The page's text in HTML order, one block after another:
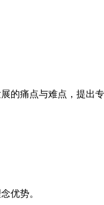
的痛点与难点，提出专
优势。